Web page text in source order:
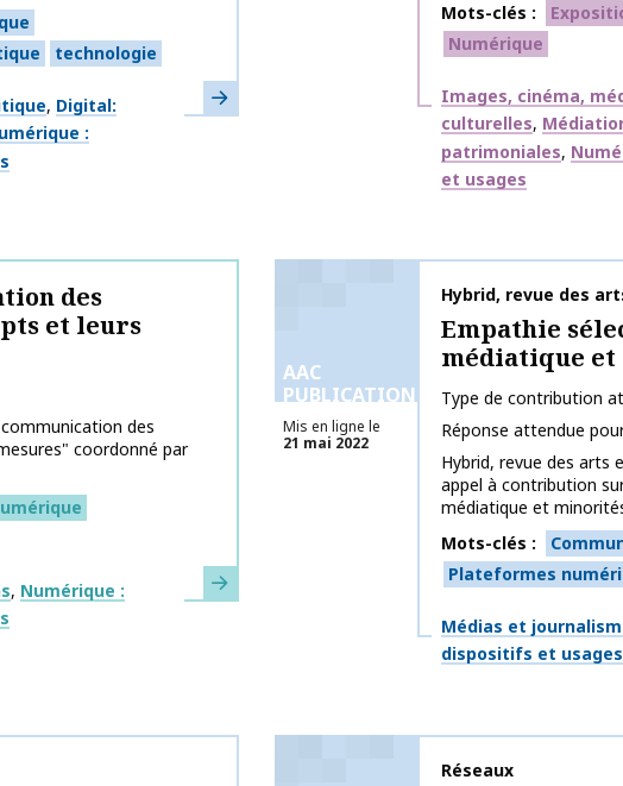
technologie
Digital:
:
En savoir plus
Mots-clés
Numérique
Thématiques
Images, cinéma,
culturelles
patrimoniales
et usages
des
et leurs
des
coordonné par
Numérique :
En savoir plus
AAC
PUBLICATIONS
Mis en ligne le
21 mai 2022
Nom de la publication
Hybrid, revue des
Empathie
médiatique
Type de contribution
Réponse attendue
Hybrid, revue des arts
appel à contribution
médiatique et
Mots-clés
Plateformes
Thématiques
Médias et
dispositifs et usages
Nom de la publication
Réseaux